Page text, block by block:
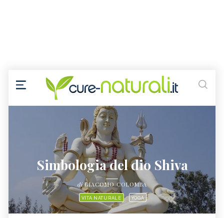
Simbologia del dio Shiva
diGIACOMO COLOMBA
VITA NATURALE YOGA